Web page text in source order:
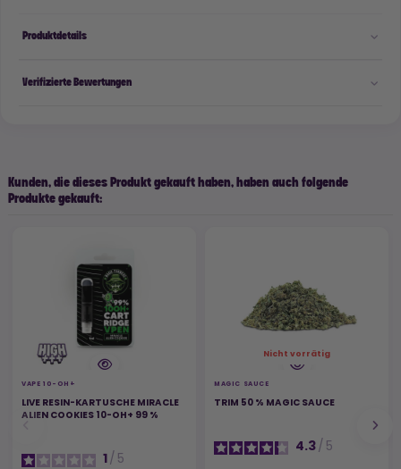
Produktdetails
Verifizierte Bewertungen
Kunden, die dieses Produkt gekauft haben, haben auch folgende
Produkte gekauft:
VAPE 10-OH+
LIVE RESIN-KARTUSCHE MIRACLE
ALIEN COOKIES 10-OH+ 99 %
1/ 5
Nicht vorrätig
MAGIC SAUCE
TRIM 50 % MAGIC SAUCE
4.3/ 5